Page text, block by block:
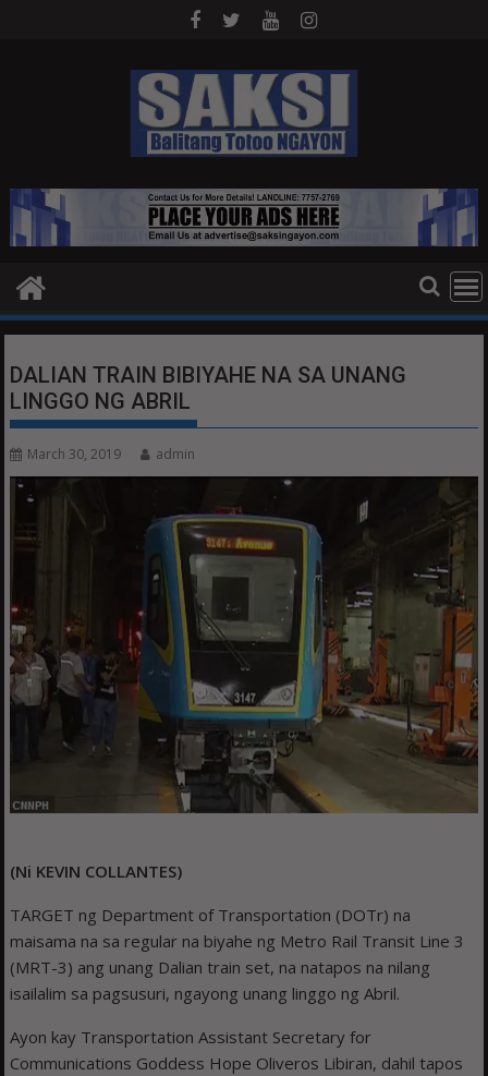
DALIAN TRAIN BIBIYAHE NA SA UNANG
LINGGO NG ABRIL
March 30, 2019 admin
(Ni KEVIN COLLANTES)
TARGET ng Department of Transportation (DOTr) na
maisama na sa regular na biyahe ng Metro Rail Transit Line 3
(MRT-3) ang unang Dalian train set, na natapos na nilang
isailalim sa pagsusuri, ngayong unang linggo ng Abril.
Ayon kay Transportation Assistant Secretary for
Communications Goddess Hope Oliveros Libiran, dahil tapos